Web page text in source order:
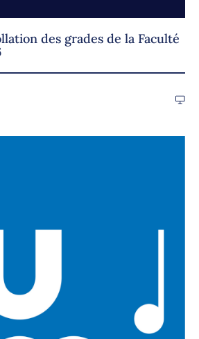
des grades de la Faculté